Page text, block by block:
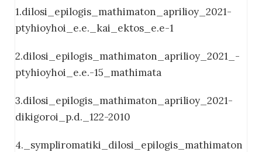
1.dilosi_epilogis_mathimaton_aprilioy_2021-
ptyhioyhoi_e.e._kai_ektos_e.e-1
2.dilosi_epilogis_mathimaton_aprilioy_2021_-
ptyhioyhoi_e.e.-15_mathimata
3.dilosi_epilogis_mathimaton_aprilioy_2021-
dikigoroi_p.d._122-2010
4._sympliromatiki_dilosi_epilogis_mathimaton